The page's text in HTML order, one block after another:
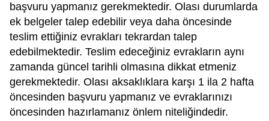
başvuru yapmanız gerekmektedir. Olası durumlarda
ek belgeler talep edebilir veya daha öncesinde
teslim ettiğiniz evrakları tekrardan talep
edebilmektedir. Teslim edeceğiniz evrakların aynı
zamanda güncel tarihli olmasına dikkat etmeniz
gerekmektedir. Olası aksaklıklara karşı 1 ila 2 hafta
öncesinden başvuru yapmanız ve evraklarınızı
öncesinden hazırlamanız önlem niteliğindedir.